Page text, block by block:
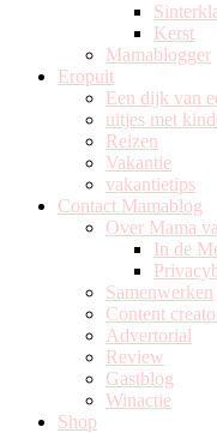
Kerst
Mamablogger
Eropuit
Een dijk van
uitjes met
Reizen
Vakantie
vakantietips
Contact Mamablog
Over Mama
In de
Samenwerken
Content
Advertorial
Review
Gastblog
Winactie
Shop